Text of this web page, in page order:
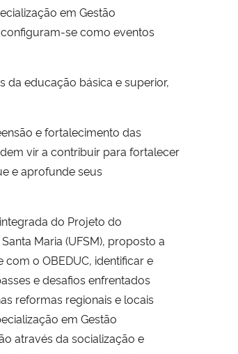
em Gestão
se como eventos
educação básica e superior,
e fortalecimento das
vir a contribuir para fortalecer
e aprofunde seus
do Projeto do
Maria (UFSM), proposto a
o OBEDUC, identificar e
e desafios enfrentados
reformas regionais e locais
em Gestão
através da socialização e